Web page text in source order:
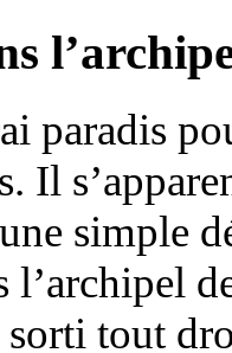
paradis
Il
simple
tout